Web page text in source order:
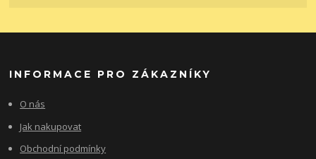
INFORMACE PRO ZÁKAZNÍKY
O nás
Jak nakupovat
Obchodní podmínky